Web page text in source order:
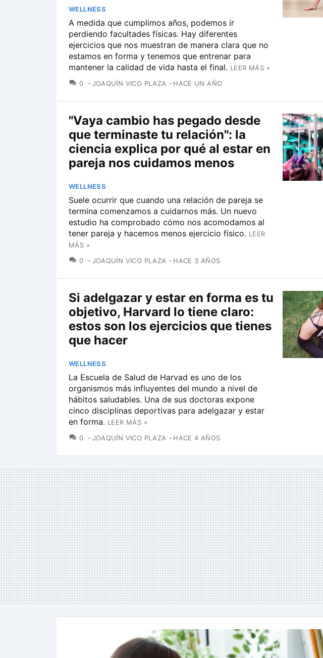
WELLNESS
A medida que cumplimos años, podemos ir
perdiendo facultades físicas. Hay diferentes
ejercicios que nos muestran de manera clara que no
estamos en forma y tenemos que entrenar para
mantener la calidad de vida hasta el final. LEER MÁS »
0 COMENTARIOS
JOAQUÍN VICO PLAZA HACE UN AÑO
"Vaya cambio has pegado desde
que terminaste tu relación": la
ciencia explica por qué al estar en
pareja nos cuidamos menos
WELLNESS
Suele ocurrir que cuando una relación de pareja se
termina comenzamos a cuidarnos más. Un nuevo
estudio ha comprobado cómo nos acomodamos al
tener pareja y hacemos menos ejercicio físico. LEER
MÁS »
0 COMENTARIOS
JOAQUÍN VICO PLAZA HACE 3 AÑOS
Si adelgazar y estar en forma es tu
objetivo, Harvard lo tiene claro:
estos son los ejercicios que tienes
que hacer
WELLNESS
La Escuela de Salud de Harvad es uno de los
organismos más influyentes del mundo a nivel de
hábitos saludables. Una de sus doctoras expone
cinco disciplinas deportivas para adelgazar y estar
en forma. LEER MÁS »
0 COMENTARIOS
JOAQUÍN VICO PLAZA HACE 4 AÑOS